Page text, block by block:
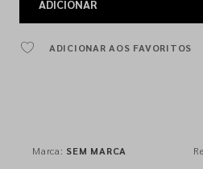
ADICIONAR
ADICIONAR AOS FAVORITOS
Marca: SEM MARCA